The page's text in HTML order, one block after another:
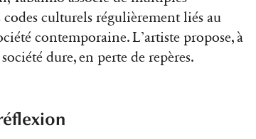
codes culturels régulièrement liés au
contemporaine. L’artiste propose, à
dure, en perte de repères.